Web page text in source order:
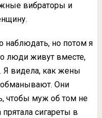
вибраторы и
наблюдать, но потом я
люди живут вместе,
Я видела, как жены
Они
чтобы муж об том не
сигареты в